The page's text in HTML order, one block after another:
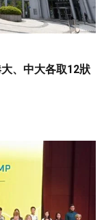
、中大各取12狀